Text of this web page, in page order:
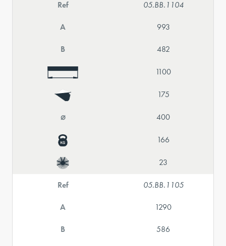
Ref 05.BB.1104
A 993
B 482
1100
175
⌀ 400
166
23
Ref 05.BB.1105
A 1290
B 586